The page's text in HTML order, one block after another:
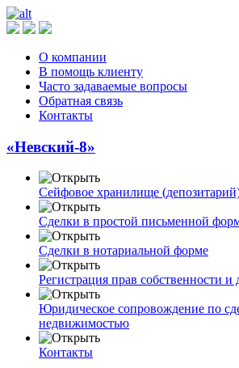
О компании
В помощь клиенту
Часто задаваемые вопросы
Обратная связь
Контакты
«Невский-8»
Сейфовое хранилище
Сделки в простой письменной
Сделки в нотариальной форме
Регистрация прав собственности и
Юридическое сопровождение по
недвижимостью
Контакты